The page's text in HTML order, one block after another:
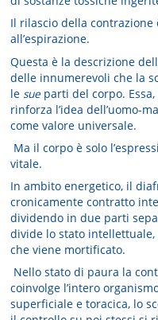
Il rilascio della contrazione
all’espirazione.
Questa è la descrizione
delle innumerevoli che la
le sue parti del corpo.
rinforza l’idea dell’uomo-
come valore universale.
Ma il corpo è solo
vitale.
In ambito energetico, il
cronicamente contratto
dividendo in due parti
divide lo stato
che viene mortificato.
Nello stato di paura la
coinvolge l’intero
superficiale e toracica, lo